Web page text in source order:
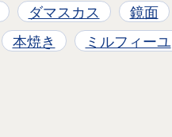
ダマスカス 鏡面
本焼き ミルフィーユ